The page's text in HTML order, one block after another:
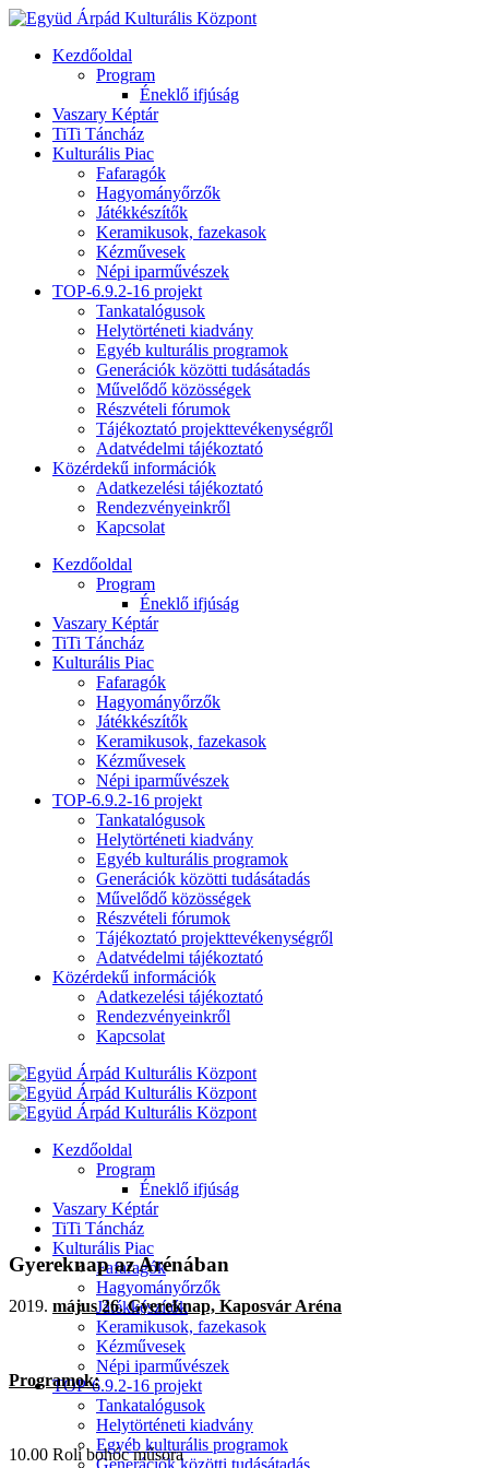
Kezdőoldal
Program
Éneklő ifjúság
Vaszary Képtár
TiTi Táncház
Kulturális Piac
Fafaragók
Hagyományőrzők
Játékkészítők
Keramikusok, fazekasok
Kézművesek
Népi iparművészek
TOP-6.9.2-16 projekt
Tankatalógusok
Helytörténeti kiadvány
Egyéb kulturális programok
Generációk közötti tudásátadás
Művelődő közösségek
Részvételi fórumok
Tájékoztató projekttevékenységről
Adatvédelmi tájékoztató
Közérdekű információk
Adatkezelési tájékoztató
Rendezvényeinkről
Kapcsolat
Kezdőoldal
Program
Éneklő ifjúság
Vaszary Képtár
TiTi Táncház
Kulturális Piac
Fafaragók
Hagyományőrzők
Játékkészítők
Keramikusok, fazekasok
Kézművesek
Népi iparművészek
TOP-6.9.2-16 projekt
Tankatalógusok
Helytörténeti kiadvány
Egyéb kulturális programok
Generációk közötti tudásátadás
Művelődő közösségek
Részvételi fórumok
Tájékoztató projekttevékenységről
Adatvédelmi tájékoztató
Közérdekű információk
Adatkezelési tájékoztató
Rendezvényeinkről
Kapcsolat
Kezdőoldal
Program
Éneklő ifjúság
Vaszary Képtár
TiTi Táncház
Kulturális Piac
Fafaragók
Hagyományőrzők
Játékkészítők
Keramikusok, fazekasok
Kézművesek
Népi iparművészek
TOP-6.9.2-16 projekt
Tankatalógusok
Helytörténeti kiadvány
Egyéb kulturális programok
Generációk közötti tudásátadás
Gyereknap az Arénában
május 26. Gyereknap, Kaposvár Aréna
Programok:
10.00 Roli bohóc műsora